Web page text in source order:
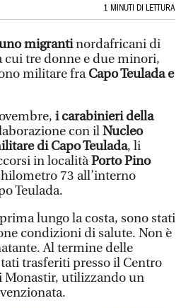
1 MINUTI DI LETTURA
migrantinordafricani di
tre donne e due minori,
militare fraCapo Teulada e
i carabinieri della
con ilNucleo
di Capo Teulada, li
in localitàPorto Pino
73 all’interno
Teulada.
lungo la costa, sono stati
condizioni di salute. Non è
Al termine delle
trasferiti presso il Centro
Monastir, utilizzando un